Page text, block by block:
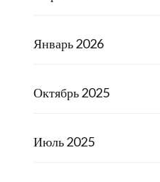
Январь 2026
Октябрь 2025
Июль 2025